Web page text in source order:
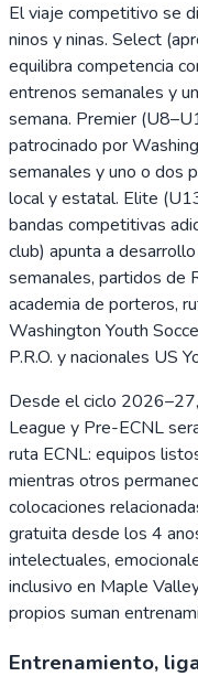
El viaje competitivo se
ninos y ninas. Select
equilibra competencia
entrenos semanales y
semana. Premier
patrocinado por
semanales y uno o dos
local y estatal. Elite
bandas competitivas
club) apunta a
semanales, partidos de
academia de porteros,
Washington Youth
P.R.O. y nacionales US
Desde el ciclo
League y Pre-ECNL
ruta ECNL: equipos
mientras otros
colocaciones
gratuita desde los 4
intelectuales,
inclusivo en Maple
propios suman
Entrenamiento,